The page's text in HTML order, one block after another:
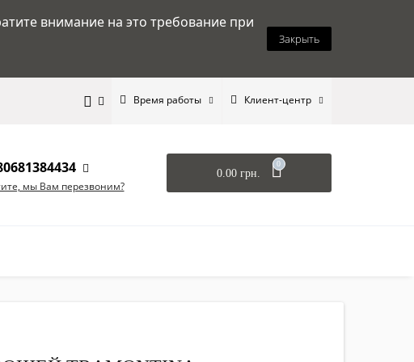
внимание на это требование при
Закрыть
Время работы Клиент-центр
мы Вам перезвоним?
0.00 грн.
0